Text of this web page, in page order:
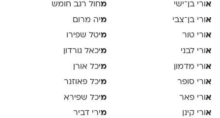
אורי בן־ישי
אורי בן־צבי
אורי טור
אורי לבני
אורי מדמון
אורי סופר
אורי פאר
אורי קינן
מחול רגב חומש
מיה מרום
מיטל שפירו
מיכאל גורדון
מיכל אורן
מיכל פאוזנר
מיכל שפירא
מירי דביר